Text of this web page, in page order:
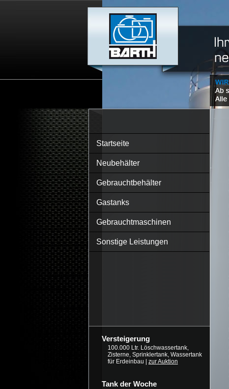
Startseite
Neubehälter
Gebrauchtbehälter
Gastanks
Gebrauchtmaschinen
Sonstige Leistungen
Versteigerung
100.000 Ltr. Löschwassertank,
Zisterne, Sprinklertank, Wassertank
für Erdeinbau | zur Auktion
Tank der Woche